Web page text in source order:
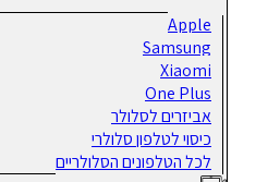
Apple
Samsung
Xiaomi
One Plus
אביזרים לסלולר
כיסוי לטלפון סלולרי
לכל הטלפונים הסלולריים